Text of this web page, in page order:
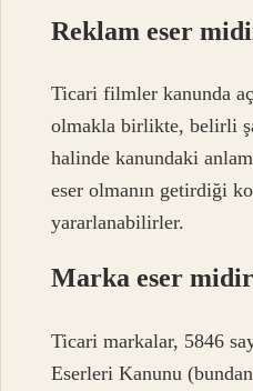
Reklam eser
Ticari filmler kanunda
olmakla birlikte, belirli
halinde kanundaki
eser olmanın getirdiği
yararlanabilirler.
Marka eser
Ticari markalar, 5846
Eserleri Kanunu